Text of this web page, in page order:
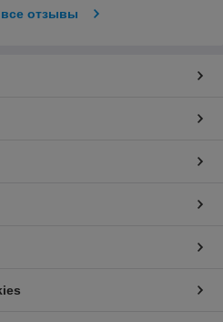
все отзывы